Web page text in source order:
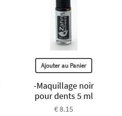
Ajouter au Panier
-Maquillage noir
pour dents 5 ml
€ 8.15